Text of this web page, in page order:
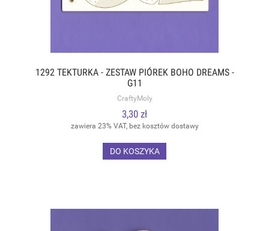
1292 TEKTURKA - ZESTAW PIÓREK BOHO DREAMS -
G11
CraftyMoly
3,30 zł
zawiera 23% VAT, bez kosztów dostawy
DO KOSZYKA